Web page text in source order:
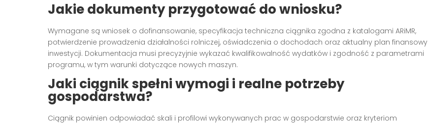
Jakie dokumenty przygotować do wniosku?
Wymagane są wniosek o dofinansowanie, specyfikacja techniczna ciągnika zgodna z katalogami ARiMR,
potwierdzenie prowadzenia działalności rolniczej, oświadczenia o dochodach oraz aktualny plan finansowy
inwestycji. Dokumentacja musi precyzyjnie wykazać kwalifikowalność wydatków i zgodność z parametrami
programu, w tym warunki dotyczące nowych maszyn.
Jaki ciągnik spełni wymogi i realne potrzeby
gospodarstwa?
Ciągnik powinien odpowiadać skali i profilowi wykonywanych prac w gospodarstwie oraz kryteriom